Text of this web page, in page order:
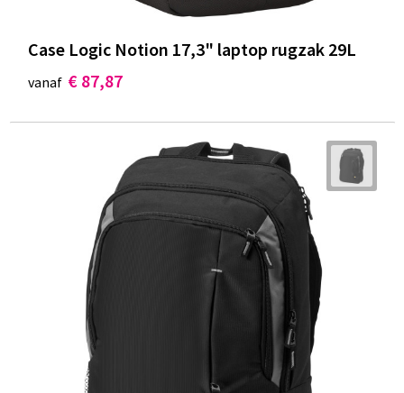
Case Logic Notion 17,3" laptop rugzak 29L
vanaf € 87,87